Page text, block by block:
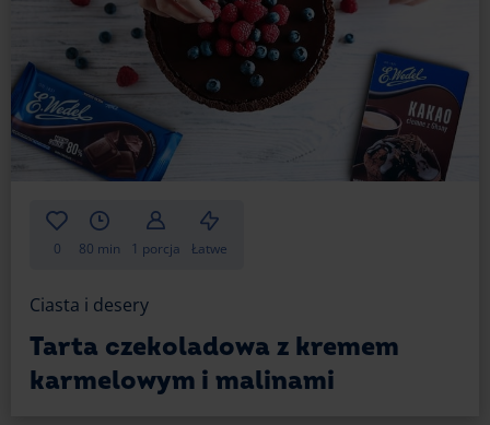
0 80 min 1 porcja Łatwe
Ciasta i desery
Tarta czekoladowa z kremem
karmelowym i malinami